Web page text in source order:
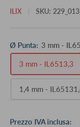
ILIX SKU:
Ø Punta: 3 mm -
3 mm - IL6513,3
1,4 mm -
Prezzo IVA inclusa: